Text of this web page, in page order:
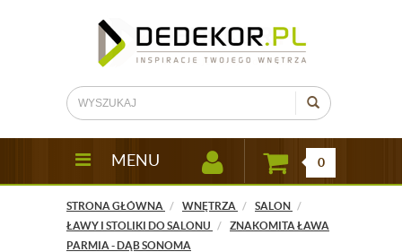
MENU 0
STRONA GŁÓWNA WNĘTRZA
SALON
ŁAWY I STOLIKI DO SALONU
ZNAKOMITA ŁAWA
PARMIA - DĄB SONOMA